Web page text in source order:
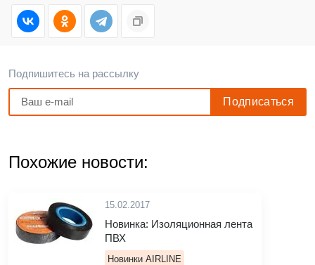
Подпишитесь на рассылку
Похожие новости:
15.02.2017
Новинка: Изоляционная лента
ПВХ
Новинки AIRLINE